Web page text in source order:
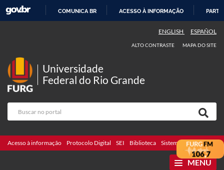
COMUNICA BR ACESSO À INFORMAÇÃO
ENGLISH ESPAÑOL
ALTO CONTRASTE MAPA DO SITE
Universidade
Federal do Rio Grande
Acesso à informação Protocolo Digital SEI Biblioteca Sistemas Webmail
MENU